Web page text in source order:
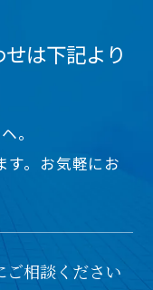
は下記より
。
す。お気軽にお
ご相談ください